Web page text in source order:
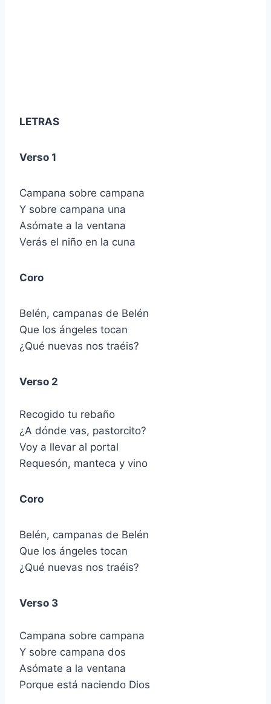
LETRAS
Verso 1
Campana sobre campana
Y sobre campana una
Asómate a la ventana
Verás el niño en la cuna
Coro
Belén, campanas de Belén
Que los ángeles tocan
¿Qué nuevas nos traéis?
Verso 2
Recogido tu rebaño
¿A dónde vas, pastorcito?
Voy a llevar al portal
Requesón, manteca y vino
Coro
Belén, campanas de Belén
Que los ángeles tocan
¿Qué nuevas nos traéis?
Verso 3
Campana sobre campana
Y sobre campana dos
Asómate a la ventana
Porque está naciendo Dios